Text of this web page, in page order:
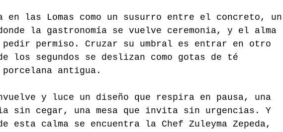
las Lomas como un susurro entre el concreto, un
la gastronomía se vuelve ceremonia, y el alma
permiso. Cruzar su umbral es entrar en otro
los segundos se deslizan como gotas de té
antigua.
y luce un diseño que respira en pausa, una
sin cegar, una mesa que invita sin urgencias. Y
esta calma se encuentra la Chef Zuleyma Zepeda,